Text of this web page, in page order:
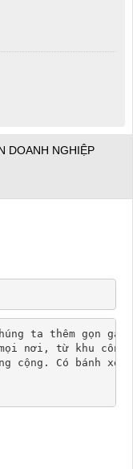
DOANH NGHIỆP
ta thêm gọn
nơi, từ khu
cộng. Có bánh